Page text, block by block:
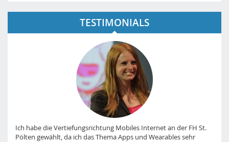
TESTIMONIALS
Ich habe die Vertiefungsrichtung Mobiles Internet an der FH St.
Pölten gewählt, da ich das Thema Apps und Wearables sehr